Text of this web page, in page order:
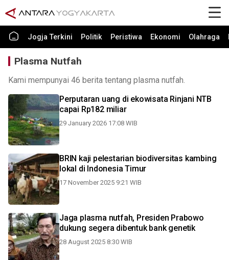
Jogja Terkini Politik Peristiwa Ekonomi Olahraga
Plasma Nutfah
Kami mempunyai 46 berita tentang plasma nutfah.
Perputaran uang di ekowisata Rinjani NTB
capai Rp182 miliar
29 January 2026 17:08 WIB
BRIN kaji pelestarian biodiversitas kambing
lokal di Indonesia Timur
17 November 2025 9:21 WIB
Jaga plasma nutfah, Presiden Prabowo
dukung segera dibentuk bank genetik
28 August 2025 8:30 WIB